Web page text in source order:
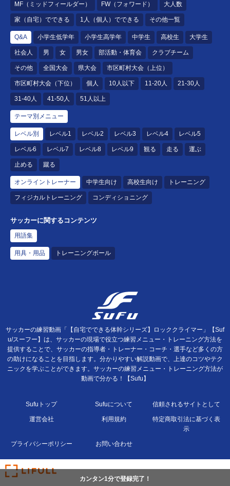
MF（ミッドフィールダー） FW（フォワード） 大人数
家（自宅）でできる 1人（個人）でできる その他一覧
Q&A 小学生低学年 小学生高学年 中学生 高校生 大学生
社会人 男 女 男女 部活動・体育会 クラブチーム
その他 全国大会 県大会 市区町村大会（上位）
市区町村大会（下位） 個人 10人以下 11-20人 21-30人
31-40人 41-50人 51人以上
テーマ別メニュー
レベル別 レベル1 レベル2 レベル3 レベル4 レベル5
レベル6 レベル7 レベル8 レベル9 観る 走る 運ぶ
止める 蹴る
オンライントレーナー 中学生向け 高校生向け トレーニング
フィジカルトレーニング コンディショニング
サッカーに関するコンテンツ
用語集
用具・用品 トレーニングボール
カンタン1分で登録完了！
サッカーの練習動画「【自宅でできる体幹シリーズ】ロッククライマー」【Suf
u/スーフー】は、サッカーの現場で役立つ練習メニュー・トレーニング方法を
提供することで、サッカーの指導者・トレーナー・コーチ・選手など多くの方
の助けになることを目指します。分かりやすい解説動画で、上達のコツやテク
ニックを学ぶことができます。サッカーの練習メニュー・トレーニング方法が
動画で分かる！【Sufu】
Sufuトップ Sufuについて 信頼されるサイトとして
運営会社 利用規約
特定商取引法に基づく表
示
プライバシーポリシー お問い合わせ